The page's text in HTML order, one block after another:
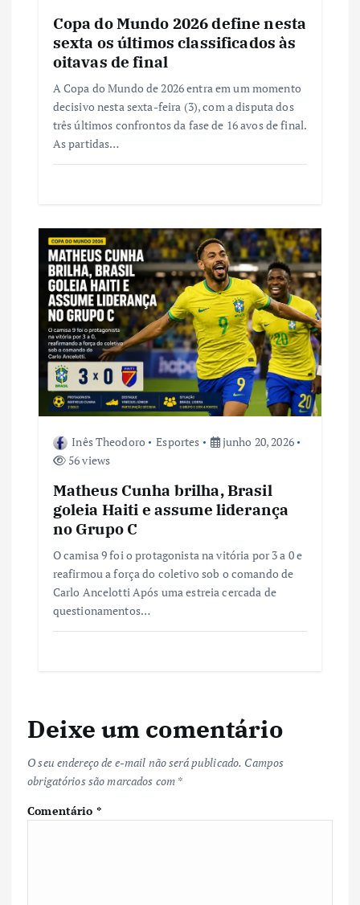
Copa do Mundo 2026 define nesta
sexta os últimos classificados às
oitavas de final
A Copa do Mundo de 2026 entra em um momento
decisivo nesta sexta-feira (3), com a disputa dos
três últimos confrontos da fase de 16 avos de final.
As partidas…
Inês Theodoro Esportes
junho 20, 2026
56 views
Matheus Cunha brilha, Brasil
goleia Haiti e assume liderança
no Grupo C
O camisa 9 foi o protagonista na vitória por 3 a 0 e
reafirmou a força do coletivo sob o comando de
Carlo Ancelotti Após uma estreia cercada de
questionamentos…
Deixe um comentário
O seu endereço de e-mail não será publicado. Campos
obrigatórios são marcados com *
Comentário *